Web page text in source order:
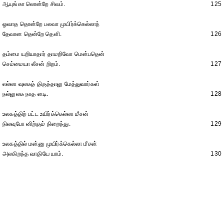
ஆயுங்கா லொன்றே சிவம்.
125
ஓவாத தொன்றே பலவா முயிர்க்கெல்லாந்
தேவான தென்றே தெளி.
126
தம்மை யறியாதார் தாமறிவோ மென்பதென்
செம்மையா லீசன் றிறம்.
127
எல்லா வுலகத் திருந்தாலு மேத்துவார்கள்
நல்லுலக நாத னடி.
128
உலகத்திற் பட்ட உயிர்க்கெல்லா மீசன்
நிலவுபோ னிற்கும் நிறைந்து.
129
உலகத்தில் மன்னு முயிர்க்கெல்லா மீசன்
அலகிறந்த வாதியே யாம்.
130